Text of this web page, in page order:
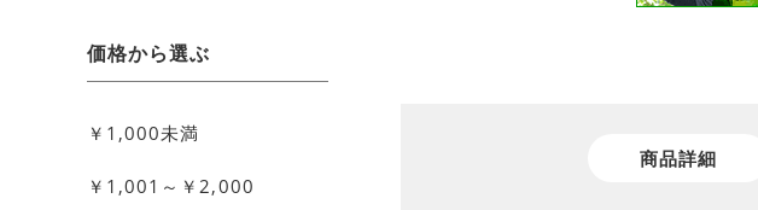
商品詳細
価格から選ぶ
￥1,000未満
￥1,001～￥2,000